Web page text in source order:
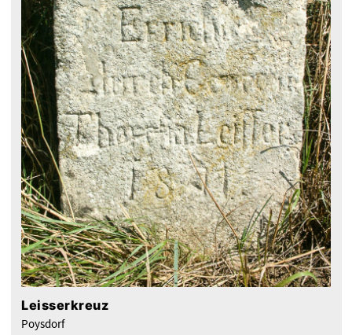
Leisserkreuz
Poysdorf